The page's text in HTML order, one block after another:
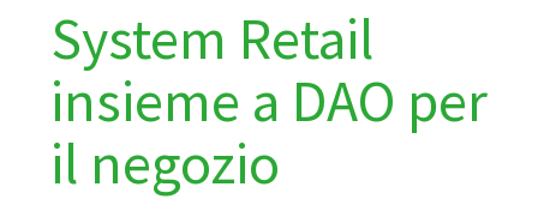
System Retail
insieme a DAO per
il negozio